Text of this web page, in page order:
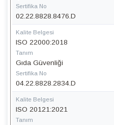
Sertifika No
02.22.8828.8476.D
Kalite Belgesi
ISO 22000:2018
Tanım
Gıda Güvenliği
Sertifika No
04.22.8828.2834.D
Kalite Belgesi
ISO 20121:2021
Tanım